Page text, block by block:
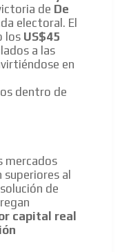
de De
electoral. El
los US$45
a las
en
dentro de
mercados
al
de
capital real